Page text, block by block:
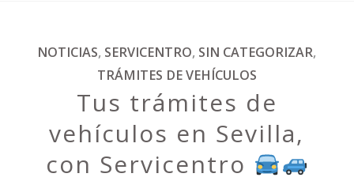
NOTICIAS, SERVICENTRO, SIN CATEGORIZAR,
TRÁMITES DE VEHÍCULOS
Tus trámites de
vehículos en Sevilla,
con Servicentro